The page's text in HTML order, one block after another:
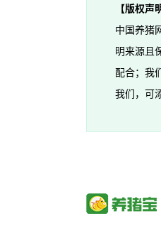
【版权声
中国养猪
明来源且
配合；我
我们，可